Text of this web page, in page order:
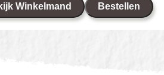
Winkelmand Bestellen